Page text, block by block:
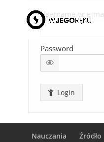
Username or e-mail
Password
Login
Nauczania Źródło